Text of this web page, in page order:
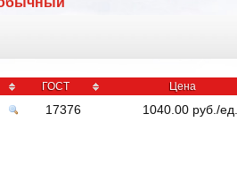
ГОСТ Цена
17376 1040.00 руб ./ед.